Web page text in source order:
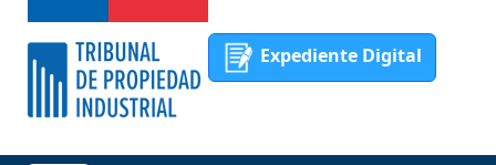
Expediente Digital